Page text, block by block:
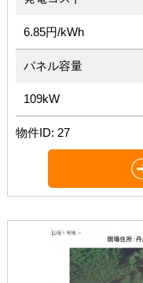
6.85円/kWh
パネル容量
109kW
物件ID: 27